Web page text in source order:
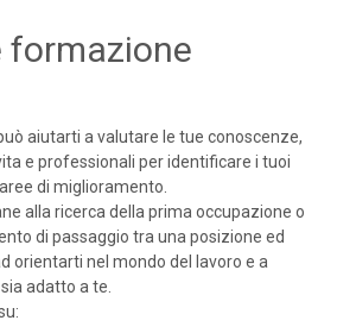
formazione
aiutarti a valutare le tue conoscenze,
e professionali per identificare i tuoi
di miglioramento.
alla ricerca della prima occupazione o
di passaggio tra una posizione ed
orientarti nel mondo del lavoro e a
adatto a te.